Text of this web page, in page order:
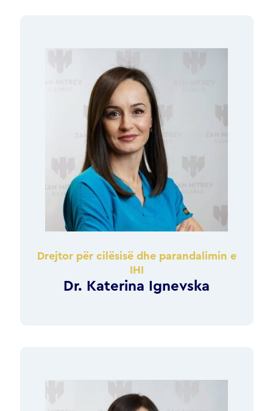
Drejtor për cilësisë dhe parandalimin e
IHI
Dr. Katerina Ignevska